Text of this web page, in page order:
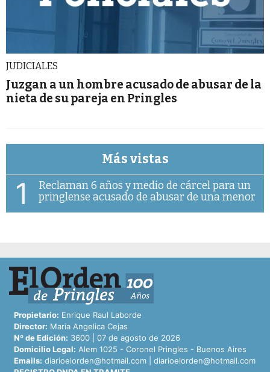
JUDICIALES
Juzgan a un hombre acusado de abusar de la
nieta de su pareja en Pringles
Más vistas
1
Reclaman 6 años y medio de cárcel para un
pringlense acusado de abusar de una menor
Propietario: Enrique Raul Laborde
Director: Maria Angelica Cejas
Nº de Edición: 3600 | 07 de agosto de 2026
Domicilio Legal: Alem 1025 - Coronel Pringles - Buenos Aires
Emails: diarioelorden@hotmail.com
diarioelorden@hotmail.com